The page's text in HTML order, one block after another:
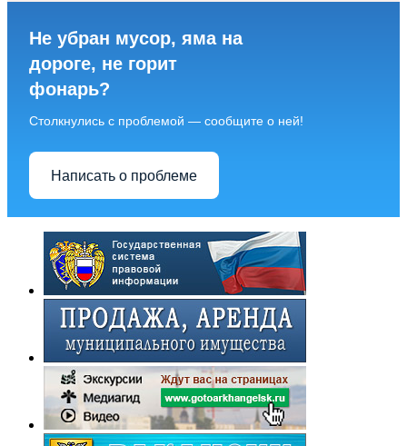
Не убран мусор, яма на
дороге, не горит
фонарь?
Столкнулись с проблемой — сообщите о ней!
Написать о проблеме